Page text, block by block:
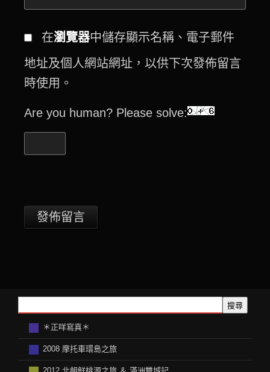
在瀏覽器中儲存顯示名稱、電子郵件
地址及個人網站網址，以供下次發佈留言
時使用。
Are you human? Please solve:
搜尋
＊正咩寫真＊
2008 摩托車環島之旅